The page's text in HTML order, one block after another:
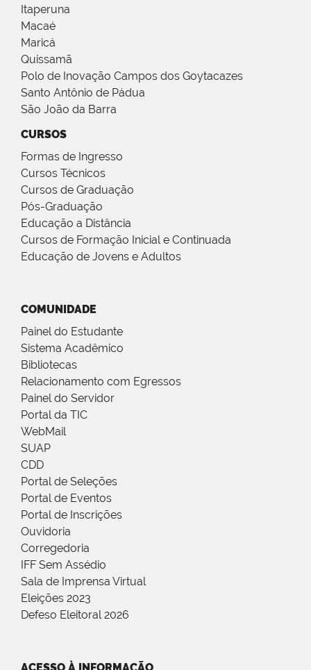
Itaperuna
Macaé
Maricá
Quissamã
Polo de Inovação Campos dos Goytacazes
Santo Antônio de Pádua
São João da Barra
CURSOS
Formas de Ingresso
Cursos Técnicos
Cursos de Graduação
Pós-Graduação
Educação a Distância
Cursos de Formação Inicial e Continuada
Educação de Jovens e Adultos
COMUNIDADE
Painel do Estudante
Sistema Acadêmico
Bibliotecas
Relacionamento com Egressos
Painel do Servidor
Portal da TIC
WebMail
SUAP
CDD
Portal de Seleções
Portal de Eventos
Portal de Inscrições
Ouvidoria
Corregedoria
IFF Sem Assédio
Sala de Imprensa Virtual
Eleições 2023
Defeso Eleitoral 2026